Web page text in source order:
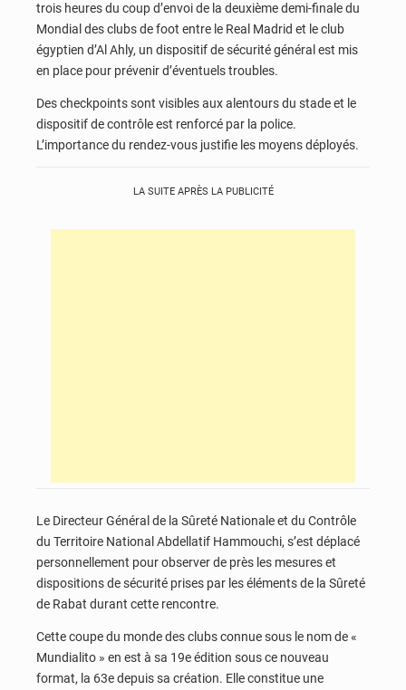
trois heures du coup d’envoi de la deuxième demi-finale du
Mondial des clubs de foot entre le Real Madrid et le club
égyptien d’Al Ahly, un dispositif de sécurité général est mis
en place pour prévenir d’éventuels troubles.
Des checkpoints sont visibles aux alentours du stade et le
dispositif de contrôle est renforcé par la police.
L’importance du rendez-vous justifie les moyens déployés.
LA SUITE APRÈS LA PUBLICITÉ
Le Directeur Général de la Sûreté Nationale et du Contrôle
du Territoire National Abdellatif Hammouchi, s’est déplacé
personnellement pour observer de près les mesures et
dispositions de sécurité prises par les éléments de la Sûreté
de Rabat durant cette rencontre.
Cette coupe du monde des clubs connue sous le nom de «
Mundialito » en est à sa 19e édition sous ce nouveau
format, la 63e depuis sa création. Elle constitue une